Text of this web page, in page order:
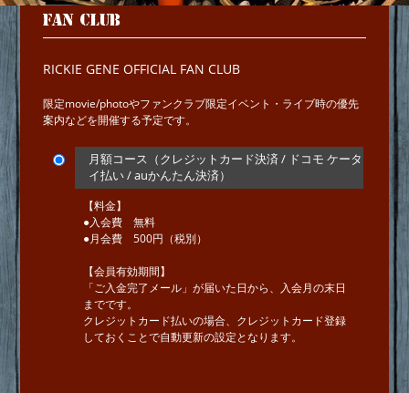
FAN CLUB
RICKIE GENE OFFICIAL FAN CLUB
限定movie/photoやファンクラブ限定イベント・ライブ時の優先
案内などを開催する予定です。
月額コース（クレジットカード決済 / ドコモ ケータ
イ払い / auかんたん決済）
【料金】
●入会費 無料
●月会費 500円（税別）
【会員有効期間】
「ご入金完了メール」が届いた日から、入会月の末日
までです。
クレジットカード払いの場合、クレジットカード登録
しておくことで自動更新の設定となります。